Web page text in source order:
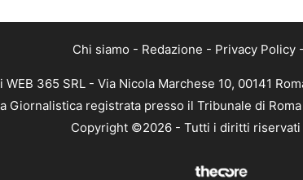
Chi siamo - Redazione - Privacy Policy -
365 SRL - Via Nicola Marchese 10, 00141
Giornalistica registrata presso il Tribunale di
Copyright ©2026 - Tutti i diritti riservati